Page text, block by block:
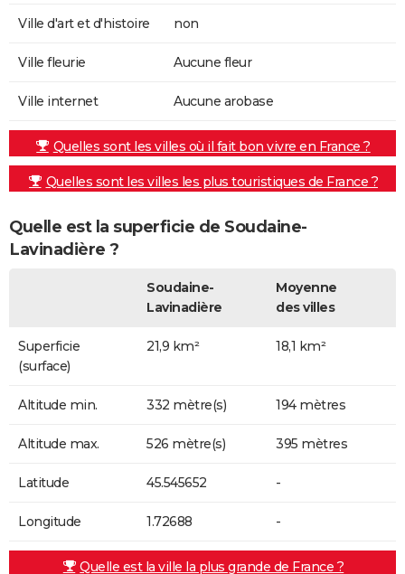
Ville d'art et d'histoire non
Ville fleurie Aucune fleur
Ville internet Aucune arobase
Quelles sont les villes où il fait bon vivre en France ?
Quelles sont les villes les plus touristiques de France ?
Quelle est la superficie de Soudaine-
Lavinadière ?
Soudaine-
Lavinadière
Moyenne
des villes
Superficie
(surface)
21,9 km² 18,1 km²
Altitude min. 332 mètre(s) 194 mètres
Altitude max. 526 mètre(s) 395 mètres
Latitude 45.545652 -
Longitude 1.72688 -
Quelle est la ville la plus grande de France ?